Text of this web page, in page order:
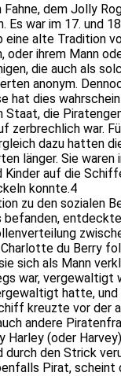
dem Jolly
Es war im 17. und
eine alte Tradition
ihrem Mann
die auch als
anonym.
hat dies
die
zerbrechlich war.
dazu hatten
länger. Sie waren
Kinder auf die
konnte.4
zu den sozialen
du Berry
sich als Mann
war, vergewaltigt
hatte,
kreuzte vor der
andere
Harley (oder
durch den Strick
Pirat, scheint